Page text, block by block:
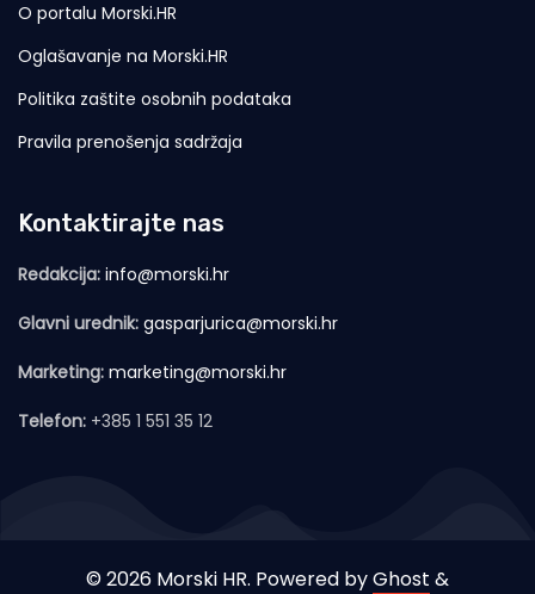
O portalu Morski.HR
Oglašavanje na Morski.HR
Politika zaštite osobnih podataka
Pravila prenošenja sadržaja
Kontaktirajte nas
Redakcija: info@morski.hr
Glavni urednik: gasparjurica@morski.hr
Marketing: marketing@morski.hr
Telefon: +385 1 551 35 12
© 2026 Morski HR. Powered byGhost &